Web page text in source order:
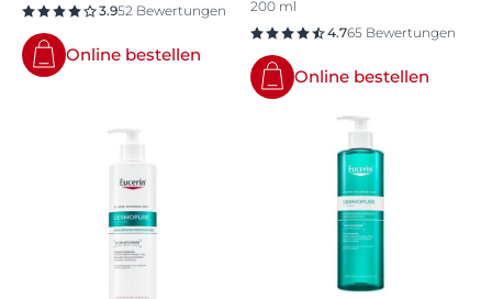
3.952 Bewertungen
Online bestellen
200 ml
4.765 Bewertungen
Online bestellen